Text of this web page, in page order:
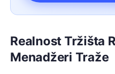
Realnost Tržišta
Menadžeri Traže